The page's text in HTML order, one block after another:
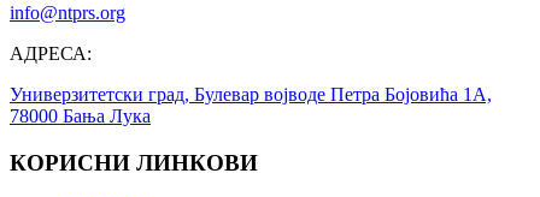
info@ntprs.org
АДРЕСА:
Универзитетски град, Булевар војводе Петра Бојовића 1А,
78000 Бања Лука
КОРИСНИ ЛИНКОВИ